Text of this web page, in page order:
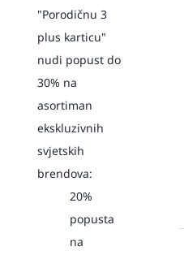
"Porodičnu 3
plus karticu"
nudi popust do
30% na
asortiman
ekskluzivnih
svjetskih
brendova:
20%
popusta
na